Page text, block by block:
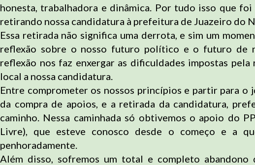
honesta, trabalhadora e dinâmica. Por tudo isso que foi
retirando nossa candidatura à prefeitura de Juazeiro do
Essa retirada não significa uma derrota, e sim um
reflexão sobre o nosso futuro político e o futuro de
reflexão nos faz enxergar as dificuldades impostas
local a nossa candidatura.
Entre comprometer os nossos princípios e partir para o
da compra de apoios, e a retirada da candidatura,
caminho. Nessa caminhada só obtivemos o apoio do
Livre), que esteve conosco desde o começo e a
penhoradamente.
Além disso, sofremos um total e completo abandono